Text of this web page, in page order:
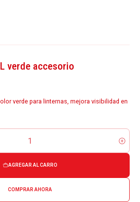
verde accesorio
verde para linternas, mejora visibilidad en
AGREGAR AL CARRO
COMPRAR AHORA